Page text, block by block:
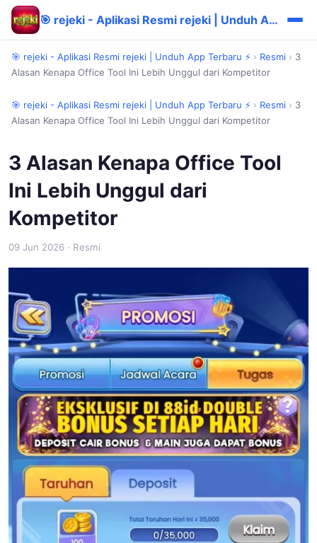
🎯 rejeki - Aplikasi Resmi rejeki | Unduh App Terbaru ⚡
🎯 rejeki - Aplikasi Resmi rejeki | Unduh App Terbaru ⚡ › Resmi › 3
Alasan Kenapa Office Tool Ini Lebih Unggul dari Kompetitor
🎯 rejeki - Aplikasi Resmi rejeki | Unduh App Terbaru ⚡ › Resmi › 3
Alasan Kenapa Office Tool Ini Lebih Unggul dari Kompetitor
3 Alasan Kenapa Office Tool
Ini Lebih Unggul dari
Kompetitor
09 Jun 2026 · Resmi